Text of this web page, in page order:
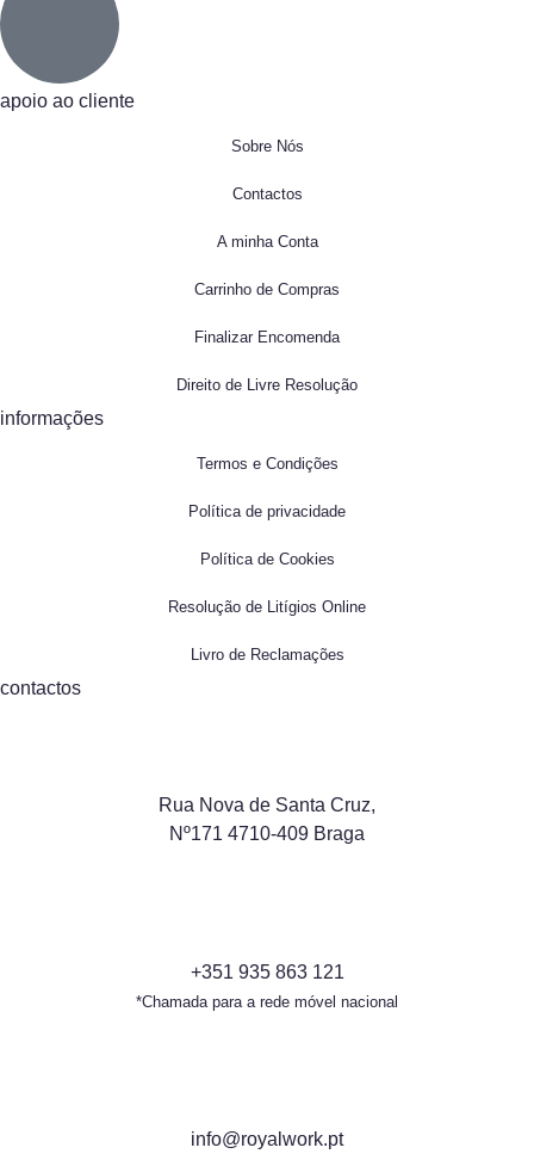
apoio ao cliente
Sobre Nós
Contactos
A minha Conta
Carrinho de Compras
Finalizar Encomenda
Direito de Livre Resolução
informações
Termos e Condições
Política de privacidade
Política de Cookies
Resolução de Litígios Online
Livro de Reclamações
contactos
Rua Nova de Santa Cruz,
Nº171 4710-409 Braga
+351 935 863 121
*Chamada para a rede móvel nacional
info@royalwork.pt